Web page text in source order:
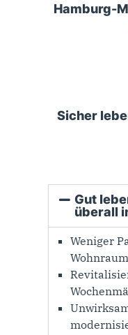
Hamburg-
Sicher
Gut
überall
Weniger
Wohnraum